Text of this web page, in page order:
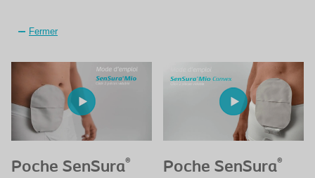
Fermer
Poche SenSura® Poche SenSura®